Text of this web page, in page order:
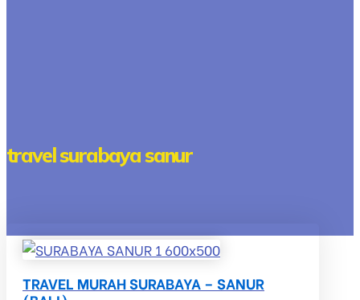
travel surabaya sanur
TRAVEL MURAH SURABAYA – SANUR